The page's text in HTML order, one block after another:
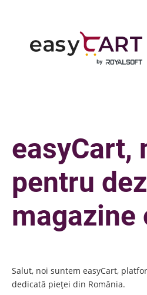
easyCart,
pentru
magazine
Salut, noi suntem easyCart,
dedicată pieței din România.